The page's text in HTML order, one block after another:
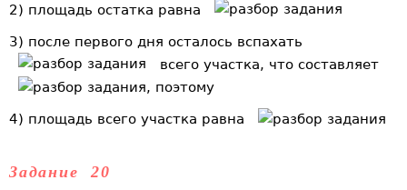
2) площадь остатка равна
3) после первого дня осталось вспахать
всего участка, что составляет
, поэтому
4) площадь всего участка равна
Задание 20